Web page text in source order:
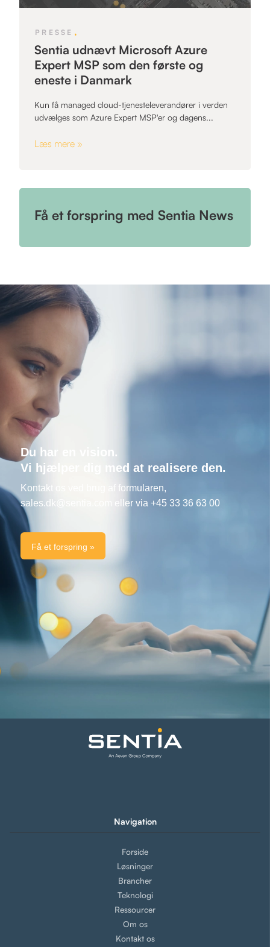
PRESSE ,
Sentia udnævt Microsoft Azure
Expert MSP som den første og
eneste i Danmark
Kun få managed cloud-tjenesteleverandører i verden
udvælges som Azure Expert MSP'er og dagens...
Læs mere »
Få et forspring med Sentia News
Du har en vision.
Vi hjælper dig med at realisere den.
Kontakt os ved brug af formularen,
sales.dk@sentia.com
eller via +45 33 36 63 00
Få et forspring »
Navigation
Forside
Løsninger
Brancher
Teknologi
Ressourcer
Om os
Kontakt os